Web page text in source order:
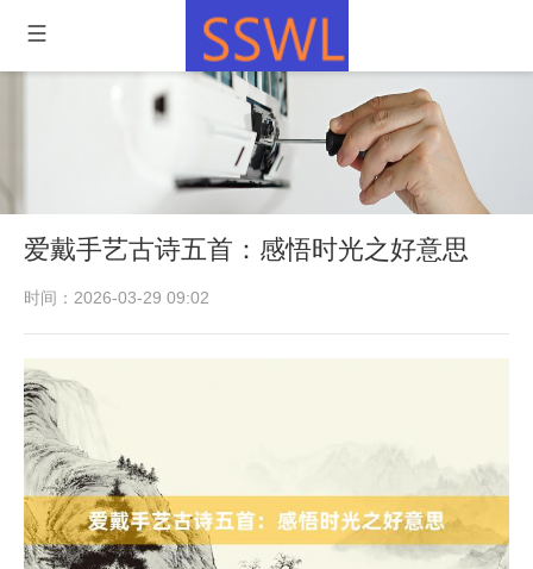
爱戴手艺古诗五首：感悟时光之好意思
时间：2026-03-29 09:02